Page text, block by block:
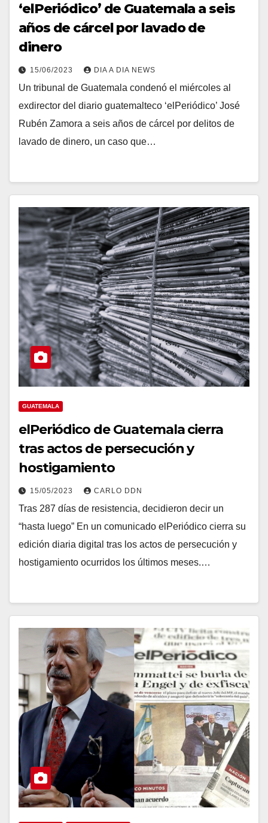
‘elPeriódico’ de Guatemala a seis
años de cárcel por lavado de
dinero
15/06/2023 DIA A DIA NEWS
Un tribunal de Guatemala condenó el miércoles al
exdirector del diario guatemalteco ‘elPeriódico’ José
Rubén Zamora a seis años de cárcel por delitos de
lavado de dinero, un caso que…
GUATEMALA
elPeriódico de Guatemala cierra
tras actos de persecución y
hostigamiento
15/05/2023 CARLO DDN
Tras 287 días de resistencia, decidieron decir un
“hasta luego” En un comunicado elPeriódico cierra su
edición diaria digital tras los actos de persecución y
hostigamiento ocurridos los últimos meses.…